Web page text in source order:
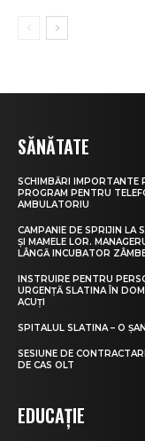
SĂNĂTATE
SCHIMBĂRI IMPORTANTE
PROGRAM PENTRU
AMBULATORIU
CAMPANIE DE SPRIJIN LA
ȘI MAMELE LOR.
LÂNGĂ INCUBATOR
INSTRUIRE PENTRU
URGENȚĂ SLATINA ÎN
ACUȚI
SPITALUL SLATINA – O
SESIUNE DE
DE CAS OLT
EDUCAȚIE